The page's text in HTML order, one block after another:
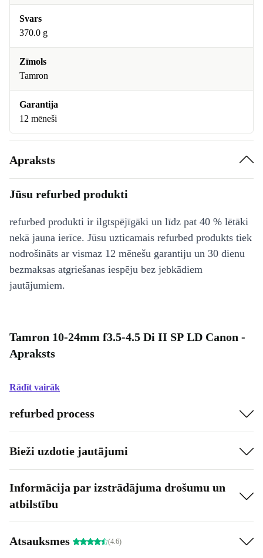
Svars
370.0 g
Zīmols
Tamron
Garantija
12 mēneši
Apraksts
Jūsu refurbed produkti
refurbed produkti ir ilgtspējīgāki un līdz pat 40 % lētāki
nekā jauna ierīce. Jūsu uzticamais refurbed produkts tiek
nodrošināts ar vismaz 12 mēnešu garantiju un 30 dienu
bezmaksas atgriešanas iespēju bez jebkādiem
jautājumiem.
Tamron 10-24mm f3.5-4.5 Di II SP LD Canon -
Apraksts
Rādīt vairāk
refurbed process
Bieži uzdotie jautājumi
Informācija par izstrādājuma drošumu un
atbilstību
Atsauksmes (4.6)